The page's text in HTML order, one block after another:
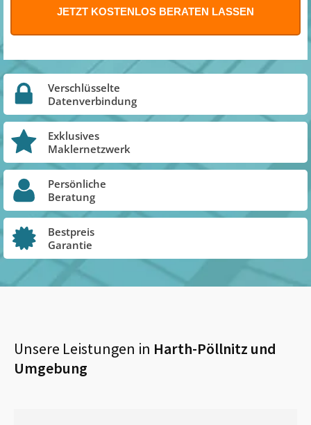
Verschlüsselte
Datenverbindung
Exklusives
Maklernetzwerk
Persönliche
Beratung
Bestpreis
Garantie
Unsere Leistungen in Harth-Pöllnitz und
Umgebung